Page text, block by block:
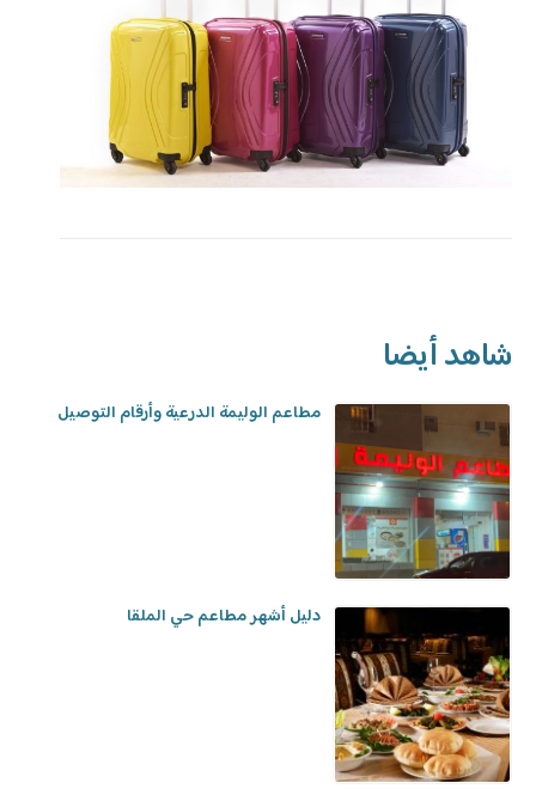
شاهد أيضا
مطاعم الوليمة الدرعية وأرقام التوصيل
دليل أشهر مطاعم حي الملقا